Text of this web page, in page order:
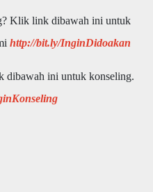
Klik link dibawah ini untuk
http://bit.ly/InginDidoakan
dibawah ini untuk konseling.